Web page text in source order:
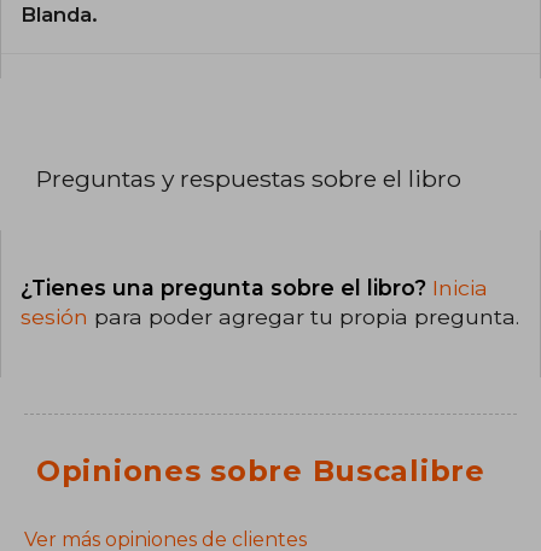
Blanda.
Preguntas y respuestas sobre el libro
¿Tienes una pregunta sobre el libro? Inicia
sesión para poder agregar tu propia pregunta.
Opiniones sobre Buscalibre
Ver más opiniones de clientes